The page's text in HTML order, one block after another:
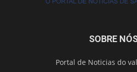
SOBRE
Portal de Noticias do